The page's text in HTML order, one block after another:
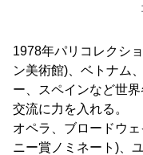
1978年パリコレクシ
ン美術館)、ベトナム
ー、スペインなど世
交流に力を入れる。
オペラ、ブロードウ
ニー賞ノミネート)、